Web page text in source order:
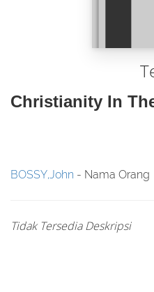
Christianity In
BOSSY,John - Nama Orang
Tidak Tersedia Deskripsi